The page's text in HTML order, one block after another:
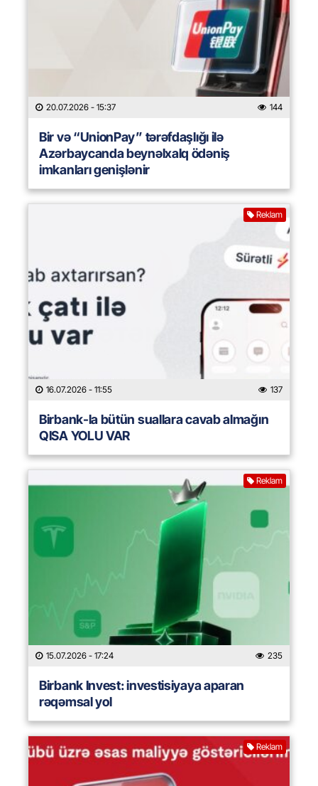
20.07.2026 - 15:37 144
Bir və “UnionPay” tərəfdaşlığı ilə
Azərbaycanda beynəlxalq ödəniş
imkanları genişlənir
Reklam
16.07.2026 - 11:55 137
Birbank-la bütün suallara cavab almağın
QISA YOLU VAR
Reklam
15.07.2026 - 17:24 235
Birbank Invest: investisiyaya aparan
rəqəmsal yol
Reklam